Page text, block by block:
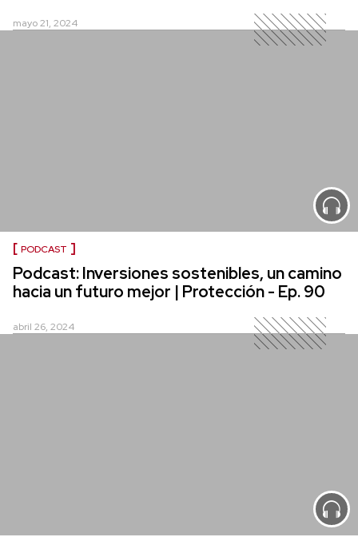
mayo 21, 2024
PODCAST
Podcast: Inversiones sostenibles, un camino
hacia un futuro mejor | Protección - Ep. 90
abril 26, 2024